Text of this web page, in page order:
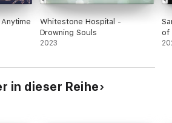
Whitestone Hospital -
Drowning Souls
2023
of
in dieser Reihe